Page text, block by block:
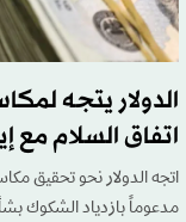
الدولار يتجه
اتفاق السلام مع
اتجه الدولار نحو تحقيق
مدعوماً بازدياد الشكوك